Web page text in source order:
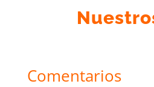
Comentarios